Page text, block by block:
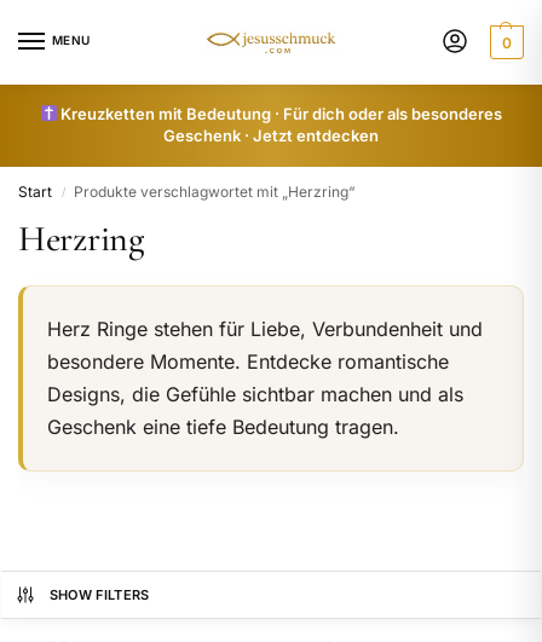
MENU 0
Kreuzketten mit Bedeutung · Für dich oder als besonderes
Geschenk · Jetzt entdecken
Start / Produkte verschlagwortet mit „Herzring“
Herzring
Herz Ringe stehen für Liebe, Verbundenheit und
besondere Momente. Entdecke romantische
Designs, die Gefühle sichtbar machen und als
Geschenk eine tiefe Bedeutung tragen.
SHOW FILTERS